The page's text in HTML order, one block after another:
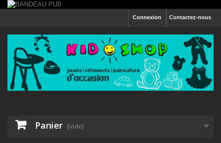
Contactez-nous
Connexion
Panier (vide)